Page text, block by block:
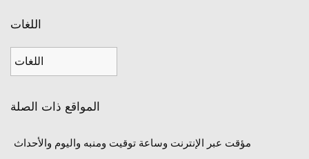
اللغات
المواقع ذات الصلة
مؤقت عبر الإنترنت وساعة توقيت ومنبه واليوم والأحداث